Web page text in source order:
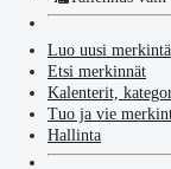
Luo uusi merkintä
Etsi merkinnät
Kalenterit,
Tuo ja vie
Hallinta